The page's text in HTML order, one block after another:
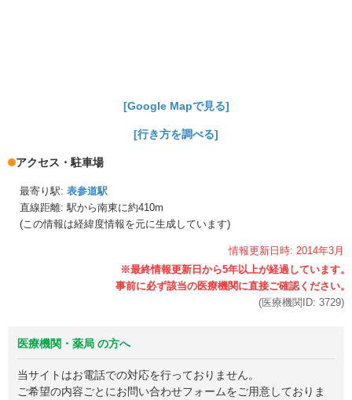
[Google Mapで見る]
[行き方を調べる]
アクセス・駐車場
最寄り駅: 表参道駅
直線距離: 駅から南東に約410m
(この情報は経緯度情報を元に生成しています)
情報更新日時: 2014年3月
(医療機関ID: 3729)
医療機関・薬局 の方へ
当サイトはお電話での対応を行っておりません。
ご希望の内容ごとにお問い合わせフォームをご用意しておりま